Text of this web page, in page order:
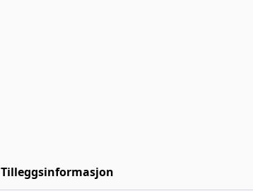
Tilleggsinformasjon